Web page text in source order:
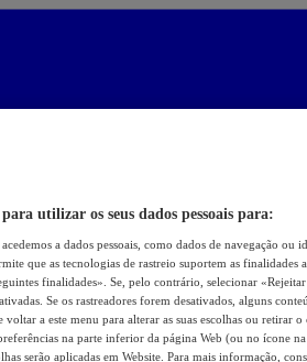
utilizar os seus dados pessoais para:
a dados pessoais, como dados de navegação ou
que as tecnologias de rastreio suportem as finalidades
finalidades». Se, pelo contrário, selecionar
Se os rastreadores forem desativados, alguns
a este menu para alterar as suas escolhas ou retirar o
na parte inferior da página Web (ou no ícone
serão aplicadas em Website. Para mais informação,